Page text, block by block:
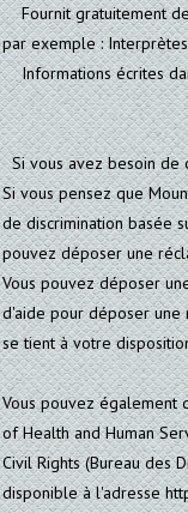
Fournit gratuitement
par exemple :
Informations écrites
Si vous avez besoin de
Si vous pensez que
de discrimination basée
pouvez déposer une
Vous pouvez déposer
d'aide pour déposer une
se tient à votre
Vous pouvez également
of Health and Human
Civil Rights (Bureau des
disponible à l'adresse